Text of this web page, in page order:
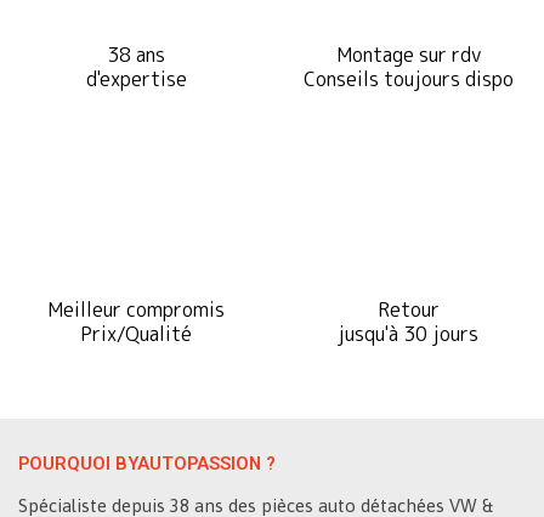
38 ans
d'expertise
Montage sur rdv
Conseils toujours dispo
Meilleur compromis
Prix/Qualité
Retour
jusqu'à 30 jours
POURQUOI BYAUTOPASSION ?
Spécialiste depuis 38 ans des pièces auto détachées VW &